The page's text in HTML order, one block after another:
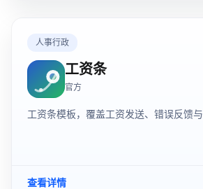
人事行政
工资条
官方
工资条模板，覆盖工资发送、错误反馈与
查看详情